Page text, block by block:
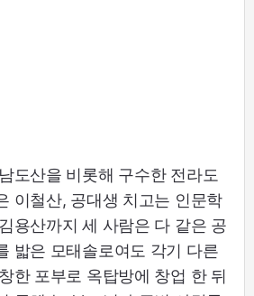
도산을 비롯해 구수한 전라도
이철산, 공대생 치고는 인문학
용산까지 세 사람은 다 같은 공
밟은 모태솔로여도 각기 다른
한 포부로 옥탑방에 창업 한 뒤